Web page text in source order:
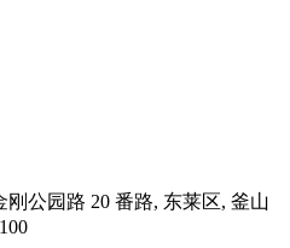
刚公园路 20 番路, 东莱区, 釜山